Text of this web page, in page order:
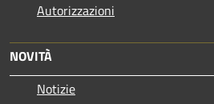
Autorizzazioni
NOVITÀ
Notizie